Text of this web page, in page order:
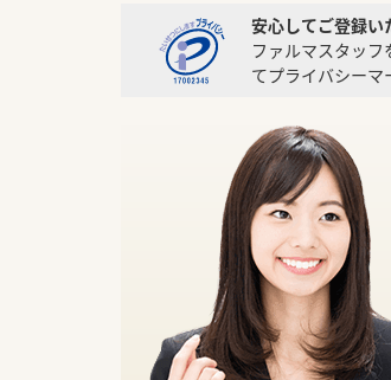
安心してご登録い
ファルマスタッフ
てプライバシーマ